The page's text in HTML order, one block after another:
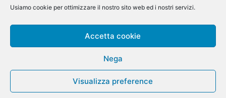
Usiamo cookie per ottimizzare il nostro sito web ed i nostri servizi.
Accetta cookie
Nega
Visualizza preference
Contatti:
info@arscommunication.it
@ArsCommunication 2023